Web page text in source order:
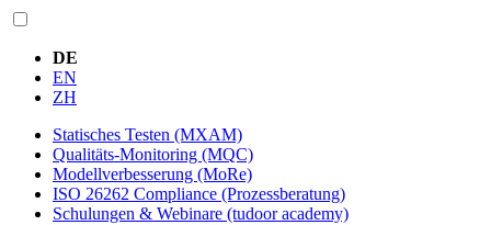
DE
EN
ZH
Statisches Testen (MXAM)
Qualitäts-Monitoring (MQC)
Modellverbesserung (MoRe)
ISO 26262 Compliance (Prozessberatung)
Schulungen & Webinare (tudoor academy)